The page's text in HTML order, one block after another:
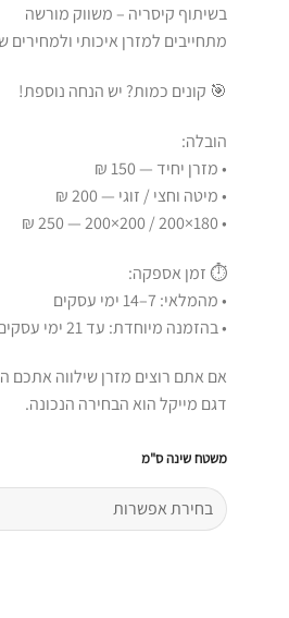
בשיתוף קיסריה – משווק מורשה
מתחייבים למזרן איכותי
🎯 קונים כמות? יש הנחה נוספת!
הובלה:
• מזרן יחיד — 150 ₪
• מיטה וחצי / זוגי — 200 ₪
• 180×200 / 200×200 — 250 ₪
⏱️ זמן אספקה:
• מהמלאי: 7–14 ימי עסקים
• בהזמנה מיוחדת: עד 21 ימי עסקים
אם אתם רוצים מזרן שילווה אתכם
דגם מייקל הוא הבחירה הנכונה.
משטח שינה ס"מ